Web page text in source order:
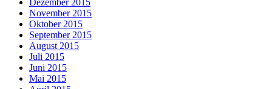
November 2015
Oktober 2015
September 2015
August 2015
Juli 2015
Juni 2015
Mai 2015